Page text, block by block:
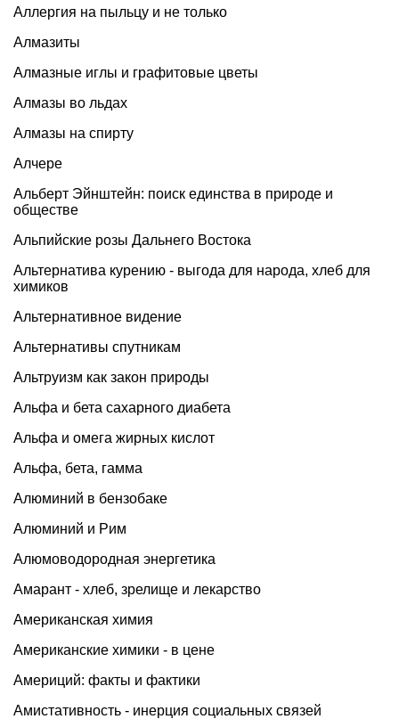
Аллергия на пыльцу и не только
Алмазиты
Алмазные иглы и графитовые цветы
Алмазы во льдах
Алмазы на спирту
Алчере
Альберт Эйнштейн: поиск единства в природе и
обществе
Альпийские розы Дальнего Востока
Альтернатива курению - выгода для народа, хлеб для
химиков
Альтернативное видение
Альтернативы спутникам
Альтруизм как закон природы
Альфа и бета сахарного диабета
Альфа и омега жирных кислот
Альфа, бета, гамма
Алюминий в бензобаке
Алюминий и Рим
Алюмоводородная энергетика
Амарант - хлеб, зрелище и лекарство
Американская химия
Американские химики - в цене
Америций: факты и фактики
Амистативность - инерция социальных связей